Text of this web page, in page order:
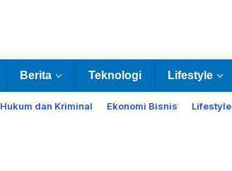
Berita Teknologi Lifestyle
Hukum dan Kriminal Ekonomi Bisnis Lifestyle